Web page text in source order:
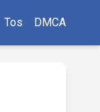
Tos DMCA